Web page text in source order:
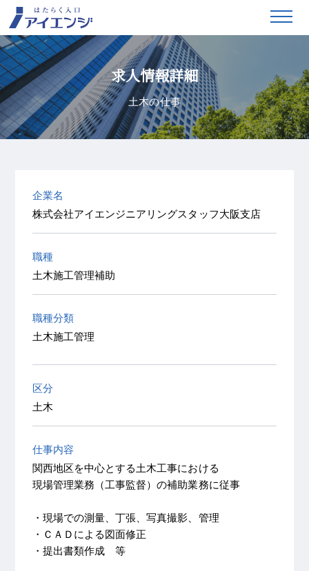
求人情報詳細
土木の仕事
企業名
株式会社アイエンジニアリングスタッフ大阪支店
職種
土木施工管理補助
職種分類
土木施工管理
区分
土木
仕事内容
関西地区を中心とする土木工事における
現場管理業務（工事監督）の補助業務に従事
・現場での測量、丁張、写真撮影、管理
・ＣＡＤによる図面修正
・提出書類作成 等